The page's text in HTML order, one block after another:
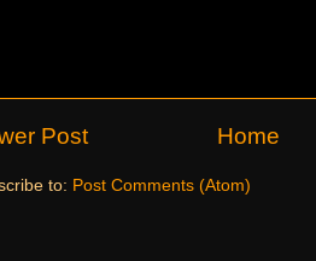
Post Home
to: Post Comments (Atom)